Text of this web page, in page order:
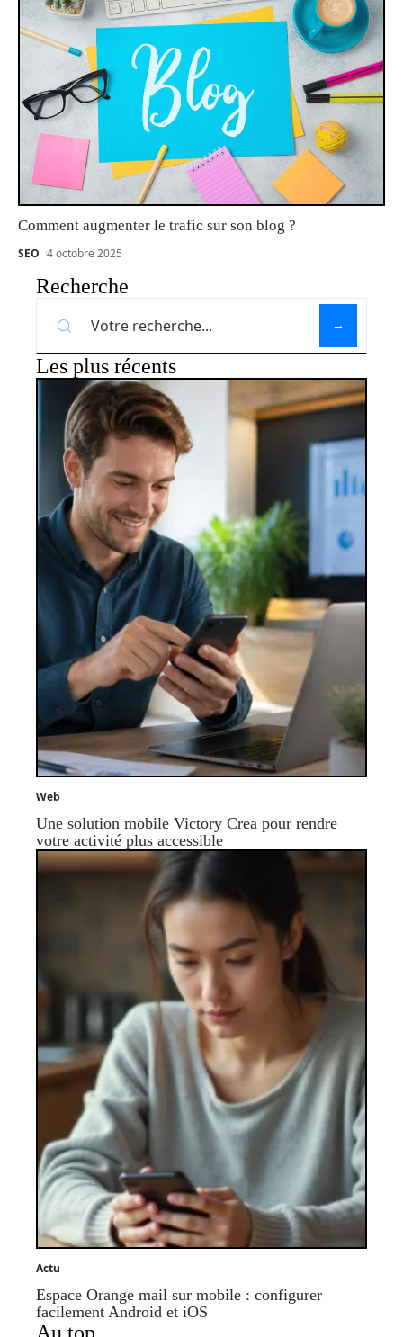
Comment augmenter le trafic sur son blog ?
SEO 4 octobre 2025
Recherche
Les plus récents
Web
Une solution mobile Victory Crea pour rendre
votre activité plus accessible
Actu
Espace Orange mail sur mobile : configurer
facilement Android et iOS
Au top